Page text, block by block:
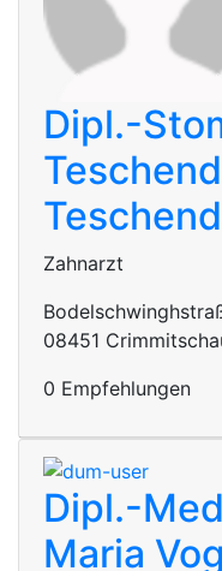
Dipl.-
Zahnarzt
08451
0 Empfehlungen
Dipl.-
Maria